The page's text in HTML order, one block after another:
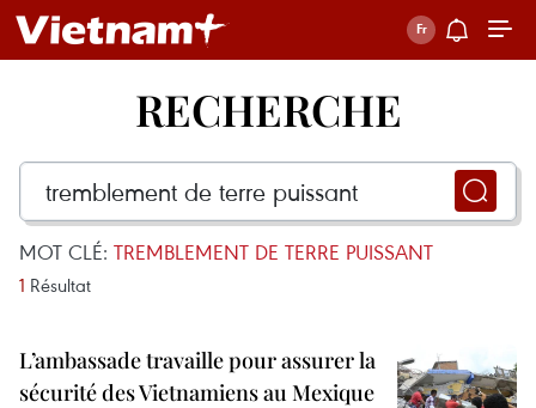
RECHERCHE
MOT CLÉ: TREMBLEMENT DE TERRE PUISSANT
1 Résultat
L’ambassade travaille pour assurer la
sécurité des Vietnamiens au Mexique